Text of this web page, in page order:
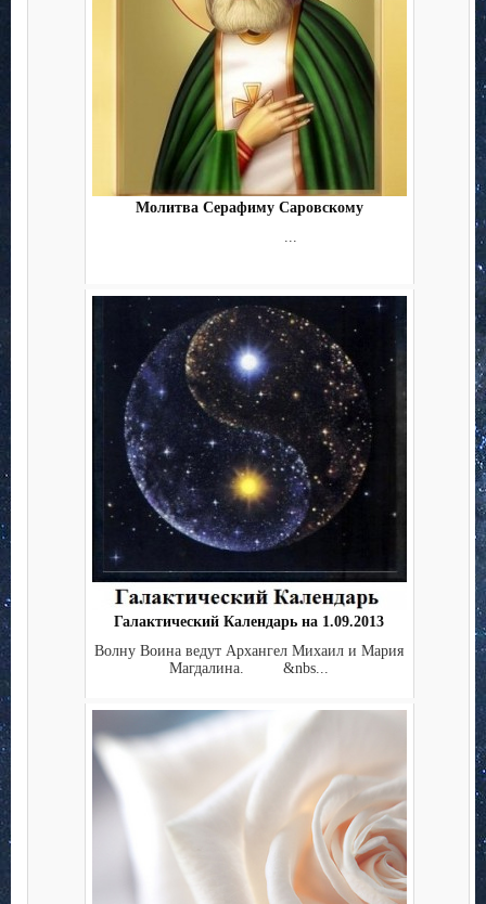
Молитва Серафиму Саровскому
Галактический Календарь на 1.09.2013
Волну Воина ведут Архангел Михаил и Мария
Магдалина. &nbs...